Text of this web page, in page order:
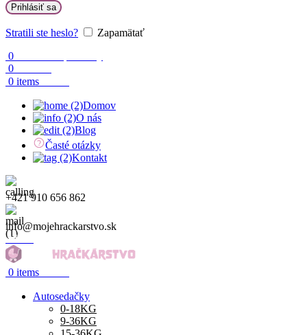
Prihlásiť sa
Stratili ste heslo?
Zapamätať
0
0
0 items
Domov
O nás
Blog
Časté otázky
Kontakt
+421 910 656 862
info@mojehrackarstvo.sk
Menu
0 items
Autosedačky
0-18KG
9-36KG